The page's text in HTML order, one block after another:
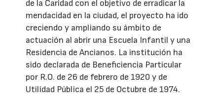
de la Caridad con el objetivo de erradicar la
mendacidad en la ciudad, el proyecto ha ido
creciendo y ampliando su ámbito de
actuación al abrir una Escuela Infantil y una
Residencia de Ancianos. La institución ha
sido declarada de Beneficiencia Particular
por R.O. de 26 de febrero de 1920 y de
Utilidad Pública el 25 de Octubre de 1974.